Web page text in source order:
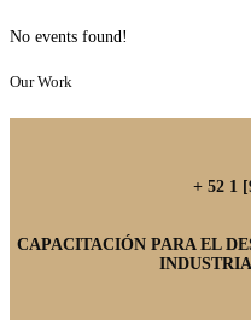
No events found!
Our Work
+ 52 1
CAPACITACIÓN PARA EL